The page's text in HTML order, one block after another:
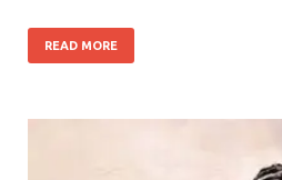
READ MORE